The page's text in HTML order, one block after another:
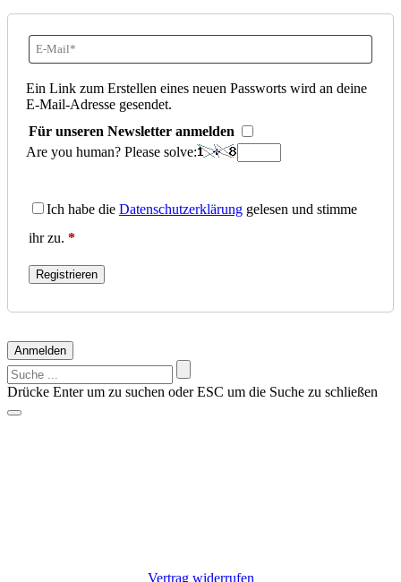
E-
Adresse*
Erforderlich
Ein Link zum Erstellen eines neuen Passworts wird an deine
E-Mail-Adresse gesendet.
Für unseren Newsletter anmelden
Are you human? Please solve:
Ich habe die Datenschutzerklärung gelesen und stimme
ihr zu. *
Registrieren
Anmelden
Suchen
nach:
Drücke Enter um zu suchen oder ESC um die Suche zu schließen
Vertrag widerrufen